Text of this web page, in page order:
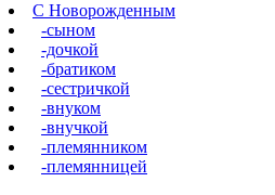
С Новорожденным
-сыном
-дочкой
-братиком
-сестричкой
-внуком
-внучкой
-племянником
-племянницей